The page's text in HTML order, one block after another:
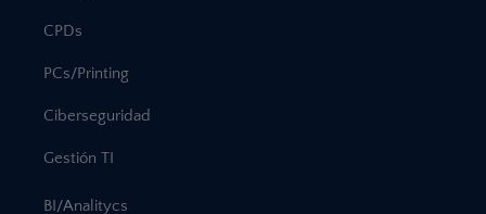
CPDs
PCs/Printing
Ciberseguridad
Gestión TI
BI/Analitycs